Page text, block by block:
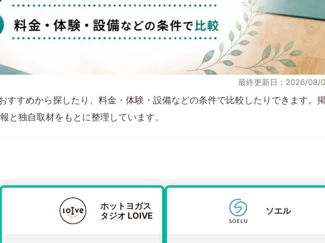
最終更新日：2026/08/
すすめから探したり、料金・体験・設備などの条件で比較したりできます。
と独自取材をもとに整理しています。
ホットヨガス
タジオ LOIVE
ソエル